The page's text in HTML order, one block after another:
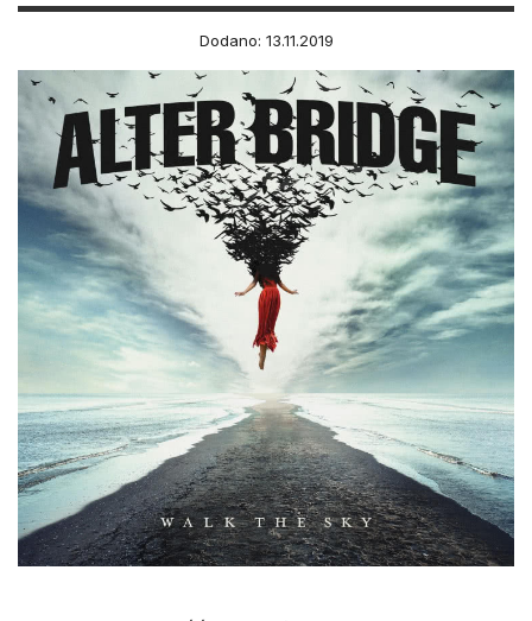
Dodano: 13.11.2019